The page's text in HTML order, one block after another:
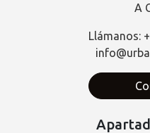
A
Llámanos: